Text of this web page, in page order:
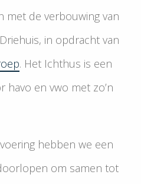
met de verbouwing van
in opdracht van
. Het Ichthus is een
havo en vwo met zo’n
hebben we een
om samen tot